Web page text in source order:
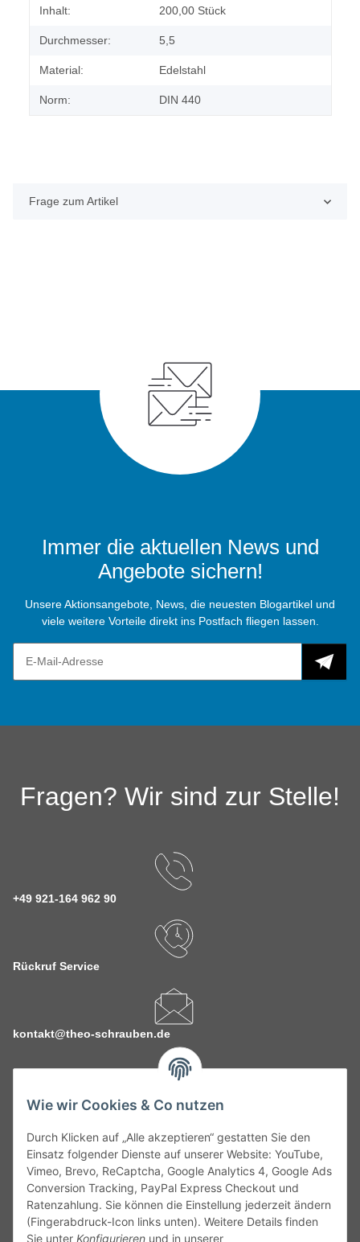
Wie wir Cookies & Co nutzen
Durch Klicken auf „Alle akzeptieren“ gestatten Sie den
Einsatz folgender Dienste auf unserer Website: YouTube,
Vimeo, Brevo, ReCaptcha, Google Analytics 4, Google Ads
Conversion Tracking, PayPal Express Checkout und
Ratenzahlung. Sie können die Einstellung jederzeit ändern
(Fingerabdruck-Icon links unten). Weitere Details finden
Sie unter Konfigurieren und in unserer
Produkteigenschaft
Wert
Inhalt: 200,00 Stück
Durchmesser: 5,5
Material: Edelstahl
Norm: DIN 440
Frage zum Artikel
Immer die aktuellen News und
Angebote sichern!
Unsere Aktionsangebote, News, die neuesten Blogartikel und
viele weitere Vorteile direkt ins Postfach fliegen lassen.
Fragen? Wir sind zur Stelle!
+49 921-164 962 90
Rückruf Service
kontakt@theo-schrauben.de
Service
Gesetzliche Informationen
Alle technischen Angaben ohne Gewähr. Irrtümer und fehlerhafte